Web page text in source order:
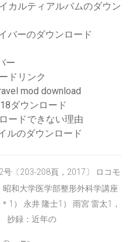
カルティアルバムのダウン
バーのダウンロード
ー
ドリンク
mod download
ダウンロード
ードできない理由
ルのダウンロード
号〔203-208頁，2017〕 ロコモ
和大学医学部整形外科学講座
1） 永井 隆士1） 雨宮 雷太1，
抄録：近年の